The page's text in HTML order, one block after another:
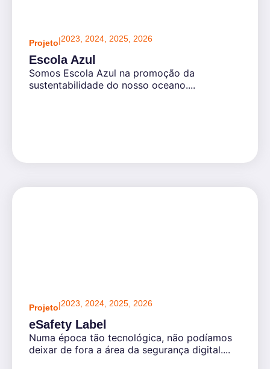
Projeto|2023, 2024, 2025, 2026
Escola Azul
Somos Escola Azul na promoção da
sustentabilidade do nosso oceano....
Projeto|2023, 2024, 2025, 2026
eSafety Label
Numa época tão tecnológica, não podíamos
deixar de fora a área da segurança digital....